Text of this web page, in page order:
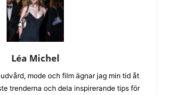
Léa Michel
mode och film ägnar jag min tid åt
trenderna och dela inspirerande tips för